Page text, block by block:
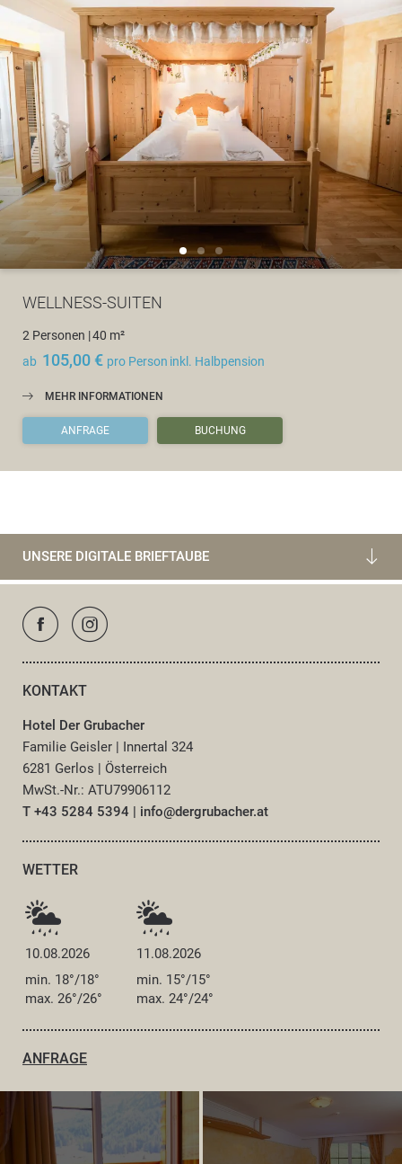
WELLNESS-SUITEN
2 Personen |40 m²
ab 105,00 € pro Person inkl. Halbpension
MEHR INFORMATIONEN
ANFRAGE BUCHUNG
UNSERE DIGITALE BRIEFTAUBE
KONTAKT
Hotel Der Grubacher
Familie Geisler | Innertal 324
6281 Gerlos | Österreich
MwSt.-Nr.: ATU79906112
T +43 5284 5394 | info@dergrubacher.at
WETTER
10.08.2026
11.08.2026
min. 18°/18°
max. 26°/26°
min. 15°/15°
max. 24°/24°
ANFRAGE